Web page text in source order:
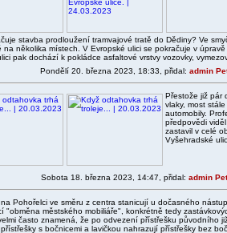
stavba prodloužení tramvajové tratě do Dědiny? Ve
na několika místech. V Evropské ulici se pokračuje v
pak dochází k pokládce asfaltové vrstvy vozovky,
Pondělí 20. března 2023, 18:33, přidal: admin
Přestože již pár
vlaky, most
automobily.
předpovědi
zastavil v celé
Vyšehradské
Sobota 18. března 2023, 14:47, přidal: admin
Pohořelci ve směru z centra stanicují u dočasného
"obměna městského mobiliáře", konkrétně tedy
často znamená, že po odvezení přístřešku původního
s bočnicemi a lavičkou nahrazují přístřešky bez